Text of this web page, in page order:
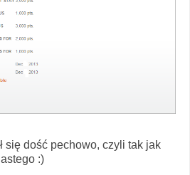
się dość pechowo, czyli tak jak
:)